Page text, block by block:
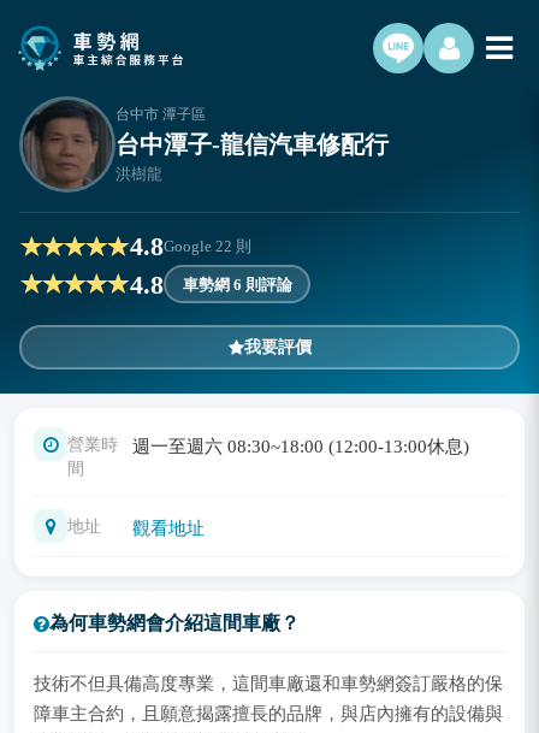
台中市 潭子區
台中潭子-龍信汽車修配行
洪樹龍
4.8Google 22 則
4.8 車勢網 6 則評論
我要評價
營業時
間
週一至週六 08:30~18:00 (12:00-13:00休息)
地址 觀看地址
為何車勢網會介紹這間車廠？
技術不但具備高度專業，這間車廠還和車勢網簽訂嚴格的保
障車主合約，且願意揭露擅長的品牌，與店內擁有的設備與